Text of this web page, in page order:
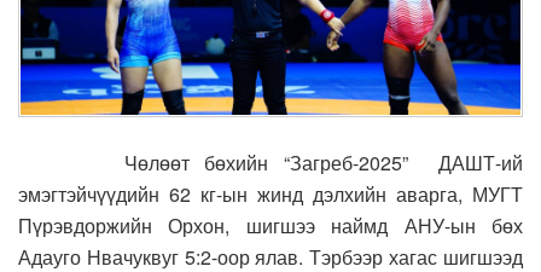
Чөлөөт бөхийн “Загреб-2025” ДАШТ-ий
эмэгтэйчүүдийн 62 кг-ын жинд дэлхийн аварга, МУГТ
Пүрэвдоржийн Орхон, шигшээ наймд АНУ-ын бөх
Адауго Нвачуквуг 5:2-оор ялав. Тэрбээр хагас шигшээд